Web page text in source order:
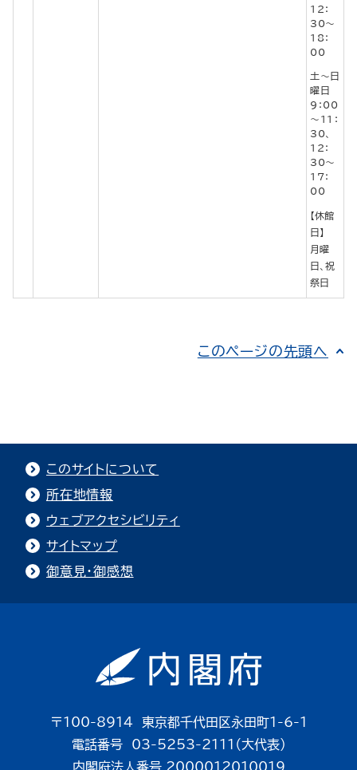
12：
30～
18：
00
土～日
曜日
9：00
～11：
30、
12：
30～
17：
00
【休館
日】
月曜
日、祝
祭日
このページの先頭へ
このサイトについて
所在地情報
ウェブアクセシビリティ
サイトマップ
御意見・御感想
〒100-8914 東京都千代田区永田町1-6-1
電話番号 03-5253-2111（大代表）
内閣府法人番号 2000012010019